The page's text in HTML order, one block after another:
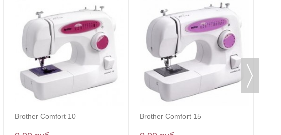
Brother Comfort 10 Brother Comfort 15